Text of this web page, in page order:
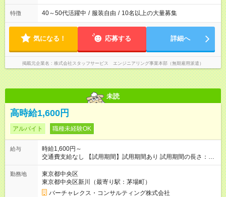
特徴 40～50代活躍中 / 服装自由 / 10名以上の大量募集
気になる！ 応募する 詳細へ
掲載元企業名 株式会社スタッフサービス エンジニアリング事業本部（無期雇用派遣）
未読
高時給1,600円
アルバイト 職種未経験OK
給与
時給1,600円～
交通費支給なし 【試用期間】試用期間あり 試用期間の長さ：1
ヶ月 雇用形態、給与は本採用時と同じです。
勤務地
東京都中央区
東京都中央区新川（最寄り駅：茅場町）
バーチャレクス・コンサルティング株式会社